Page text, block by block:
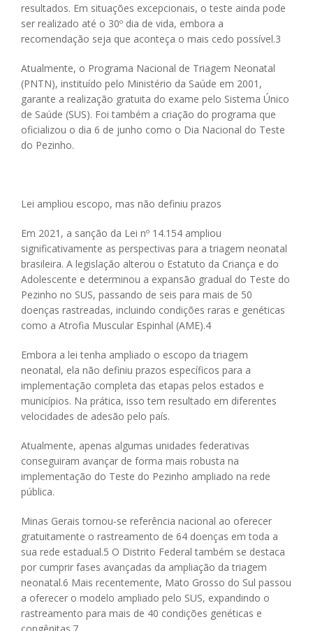
resultados. Em situações excepcionais, o teste ainda pode
ser realizado até o 30º dia de vida, embora a
recomendação seja que aconteça o mais cedo possível.3
Atualmente, o Programa Nacional de Triagem Neonatal
(PNTN), instituído pelo Ministério da Saúde em 2001,
garante a realização gratuita do exame pelo Sistema Único
de Saúde (SUS). Foi também a criação do programa que
oficializou o dia 6 de junho como o Dia Nacional do Teste
do Pezinho.
Lei ampliou escopo, mas não definiu prazos
Em 2021, a sanção da Lei nº 14.154 ampliou
significativamente as perspectivas para a triagem neonatal
brasileira. A legislação alterou o Estatuto da Criança e do
Adolescente e determinou a expansão gradual do Teste do
Pezinho no SUS, passando de seis para mais de 50
doenças rastreadas, incluindo condições raras e genéticas
como a Atrofia Muscular Espinhal (AME).4
Embora a lei tenha ampliado o escopo da triagem
neonatal, ela não definiu prazos específicos para a
implementação completa das etapas pelos estados e
municípios. Na prática, isso tem resultado em diferentes
velocidades de adesão pelo país.
Atualmente, apenas algumas unidades federativas
conseguiram avançar de forma mais robusta na
implementação do Teste do Pezinho ampliado na rede
pública.
Minas Gerais tornou-se referência nacional ao oferecer
gratuitamente o rastreamento de 64 doenças em toda a
sua rede estadual.5 O Distrito Federal também se destaca
por cumprir fases avançadas da ampliação da triagem
neonatal.6 Mais recentemente, Mato Grosso do Sul passou
a oferecer o modelo ampliado pelo SUS, expandindo o
rastreamento para mais de 40 condições genéticas e